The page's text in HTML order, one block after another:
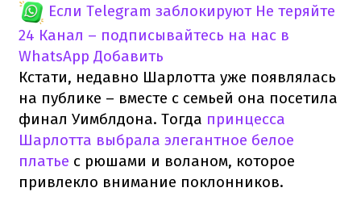
Если Telegram заблокируют Не теряйте
24 Канал – подписывайтесь на нас в
WhatsApp Добавить
Кстати, недавно Шарлотта уже появлялась
на публике – вместе с семьей она посетила
финал Уимблдона. Тогда принцесса
Шарлотта выбрала элегантное белое
платье с рюшами и воланом, которое
привлекло внимание поклонников.